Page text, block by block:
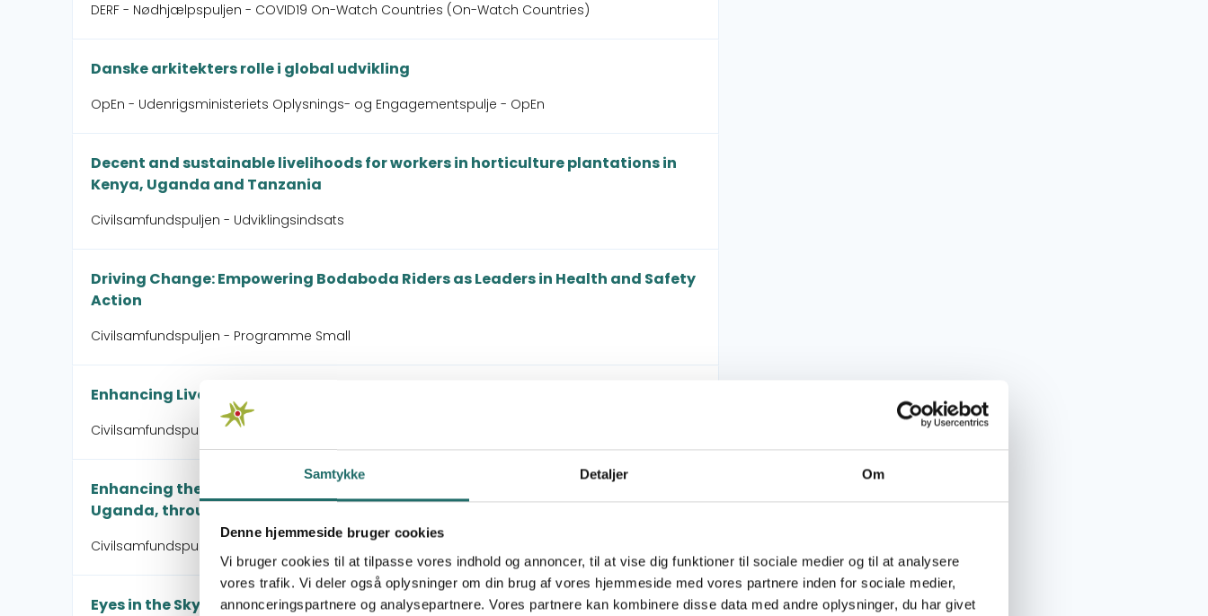
Samtykke Detaljer Om
Denne hjemmeside bruger cookies
Vi bruger cookies til at tilpasse vores indhold og annoncer, til at vise dig funktioner til sociale medier og til at analysere
vores trafik. Vi deler også oplysninger om din brug af vores hjemmeside med vores partnere inden for sociale medier,
annonceringspartnere og analysepartnere. Vores partnere kan kombinere disse data med andre oplysninger, du har givet
DERF - Nødhjælpspuljen - COVID19 On-Watch Countries (On-Watch Countries)
Danske arkitekters rolle i global udvikling
OpEn - Udenrigsministeriets Oplysnings- og Engagementspulje - OpEn
Decent and sustainable livelihoods for workers in horticulture plantations in
Kenya, Uganda and Tanzania
Civilsamfundspuljen - Udviklingsindsats
Driving Change: Empowering Bodaboda Riders as Leaders in Health and Safety
Action
Civilsamfundspuljen - Programme Small
Enhancing Livelihood and Resilience of Communities in Rwentobo
Civilsamfundspuljen - Small Project
Enhancing the Livelihoods of Rural Youth, and the Environment in Rukungiri -
Uganda, through Beekeeping
Civilsamfundspuljen - Små Indsatser
Eyes in the Sky - Feet on the Ground